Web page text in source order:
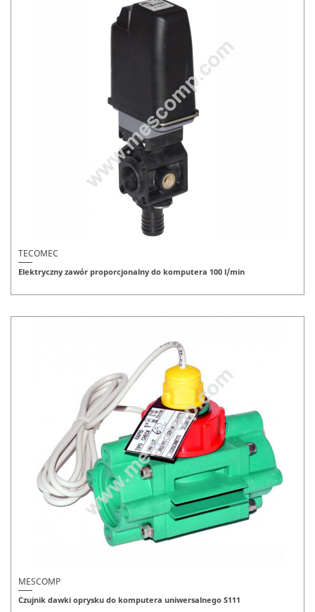
TECOMEC
Elektryczny zawór proporcjonalny do komputera 100 l/min
MESCOMP
Czujnik dawki oprysku do komputera uniwersalnego S111